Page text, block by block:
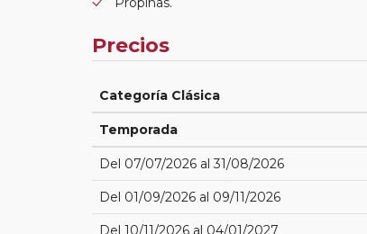
Precios
Categoría Clásica
Temporada
Del 07/07/2026 al 31/08/2026
Del 01/09/2026 al 09/11/2026
Del 10/11/2026 al 04/01/2027